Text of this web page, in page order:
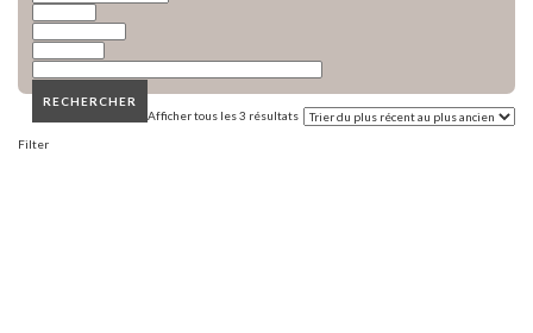
​RECHERCHER
Afficher tous les 3 résultats
Filter